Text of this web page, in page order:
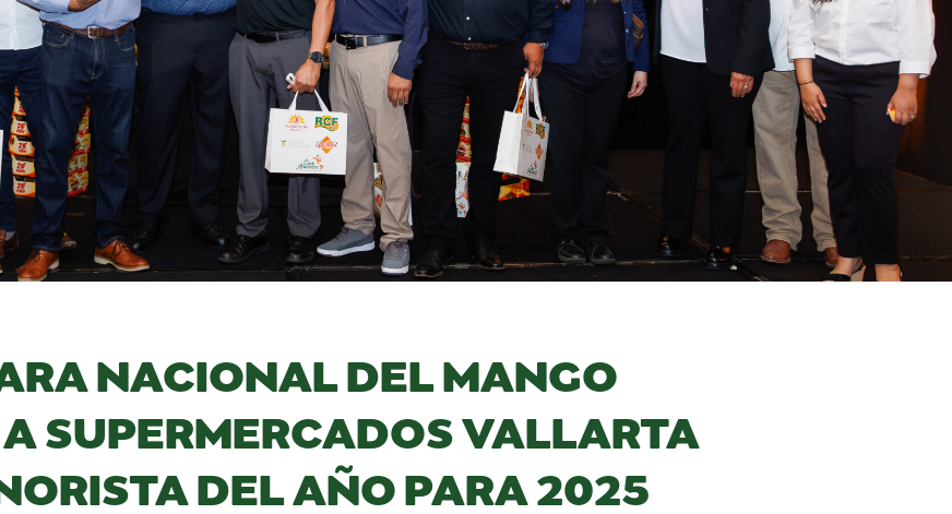
NACIONAL DEL MANGO
SUPERMERCADOS VALLARTA
DEL AÑO PARA 2025